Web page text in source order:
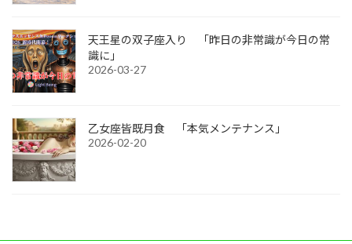
天王星の双子座入り 「昨日の非常識が今日の常
識に」
2026-03-27
乙女座皆既月食 「本気メンテナンス」
2026-02-20